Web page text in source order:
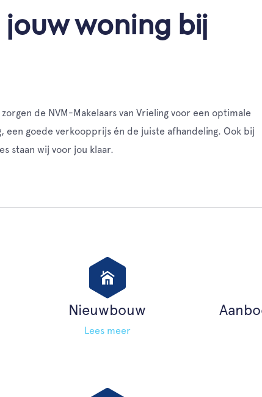
jouw woning bij
de NVM-Makelaars van Vrieling voor een optimale
een goede verkoopprijs én de juiste afhandeling. Ook bij
staan wij voor jou klaar.
Nieuwbouw
Lees meer